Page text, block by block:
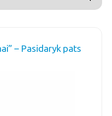
– Pasidaryk pats